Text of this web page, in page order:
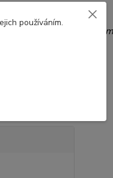
na nastavení Vašeho
používáním.